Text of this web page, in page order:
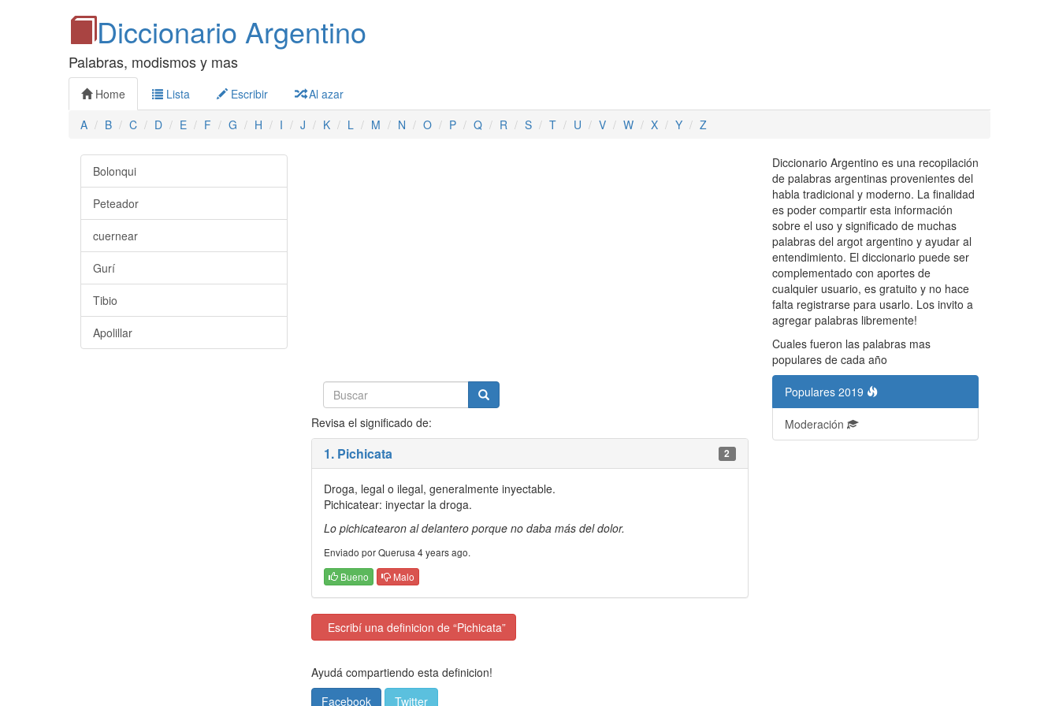
Diccionario Argentino
Palabras, modismos y mas
Home Lista Escribir
Al azar
A
B C D E F G H I J K L M N O P Q R S T U V W X Y Z
Revisa el significado de:
1. Pichicata 2
Droga, legal o ilegal, generalmente inyectable.
Pichicatear: inyectar la droga.
Lo pichicatearon al delantero porque no daba más del dolor.
Enviado por Querusa 4 years ago.
Bueno
Malo
Escribí una definicion de “Pichicata”
Ayudá compartiendo esta definicion!
Facebook
Twitter
Bolonqui
Peteador
cuernear
Gurí
Tibio
Apolillar
Diccionario Argentino es una recopilación
de palabras argentinas provenientes del
habla tradicional y moderno. La finalidad
es poder compartir esta información
sobre el uso y significado de muchas
palabras del argot argentino y ayudar al
entendimiento. El diccionario puede ser
complementado con aportes de
cualquier usuario, es gratuito y no hace
falta registrarse para usarlo. Los invito a
agregar palabras libremente!
Cuales fueron las palabras mas
populares de cada año
Populares 2019
Moderación